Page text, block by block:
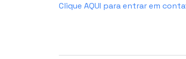
Clique AQUI para entrar em